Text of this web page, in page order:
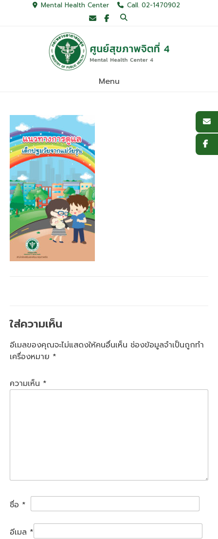
Mental Health Center Call. 02-1470902
Menu
ใส่ความเห็น
อีเมลของคุณจะไม่แสดงให้คนอื่นเห็น ช่องข้อมูลจำเป็นถูกทำ
เครื่องหมาย *
ความเห็น *
ชื่อ *
อีเมล *